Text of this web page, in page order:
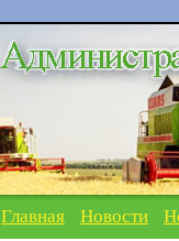
Главная Новости